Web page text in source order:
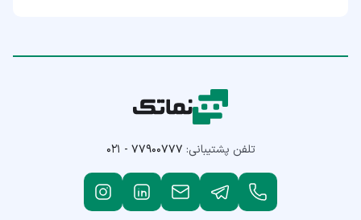
تلفن پشتیبانی: ۰۲۱ - ۷۷۹۰۰۷۷۷